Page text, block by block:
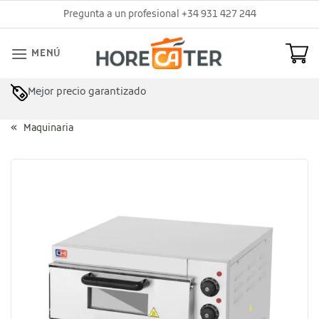
al
Pregunta a un profesional +34 931 427 244
MENÚ
Mejor precio garantizado
Asesoramiento profesional
Maquinaria